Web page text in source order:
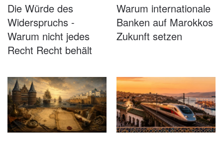
Die Würde des
Widerspruchs -
Warum nicht jedes
Recht Recht behält
Warum internationale
Banken auf Marokkos
Zukunft setzen